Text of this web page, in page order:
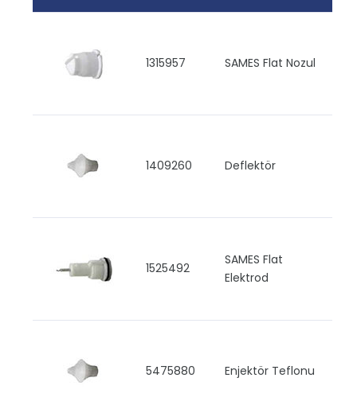
1315957 SAMES Flat Nozul
1409260 Deflektör
1525492
SAMES Flat
Elektrod
5475880 Enjektör Teflonu